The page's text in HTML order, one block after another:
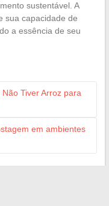
sustentável. A
sua capacidade de
a essência de seu
Tiver Arroz para
em ambientes